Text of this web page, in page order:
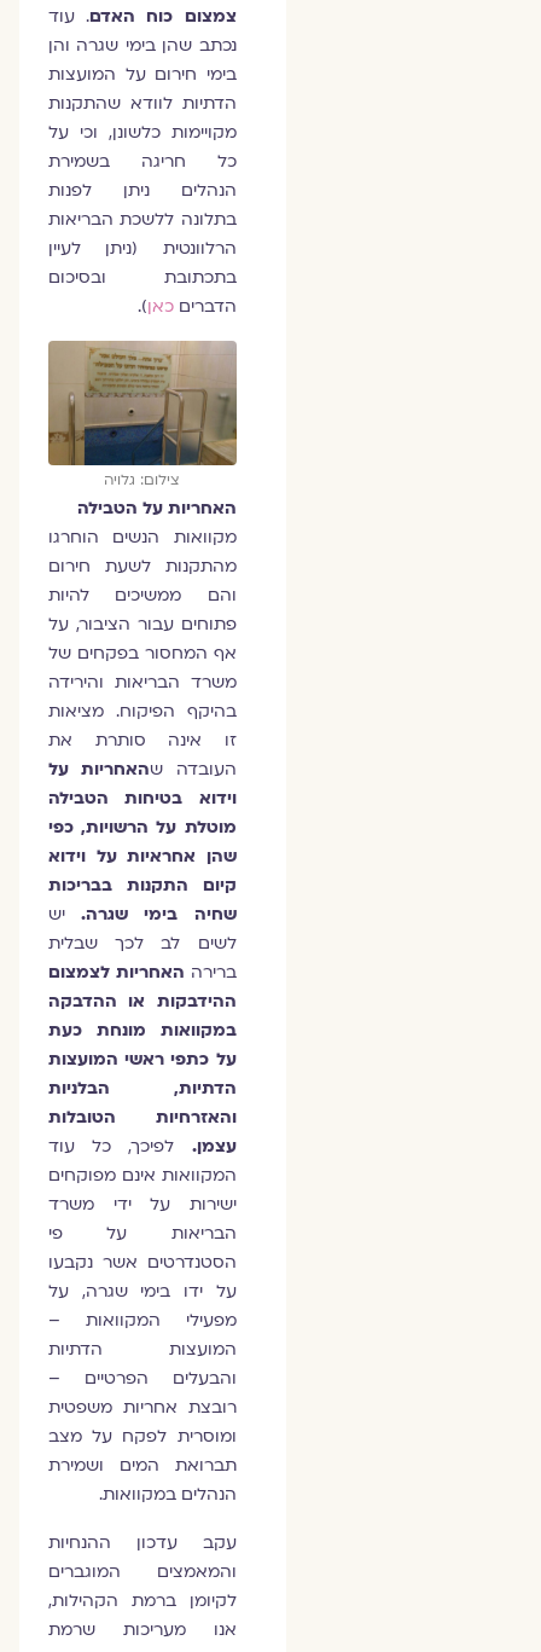
צמצום כוח האדם. עוד
נכתב שהן בימי שגרה והן
בימי חירום על המועצות
הדתיות לוודא שהתקנות
מקויימות כלשונן, וכי על
כל חריגה בשמירת
הנהלים ניתן לפנות
בתלונה ללשכת הבריאות
הרלוונטית (ניתן לעיין
בתכתובת ובסיכום
הדבריםכאן).
צילום: גלויה
האחריות על הטבילה
מקוואות הנשים הוחרגו
מהתקנות לשעת חירום
והם ממשיכים להיות
פתוחים עבור הציבור, על
אף המחסור בפקחים של
משרד הבריאות והירידה
בהיקף הפיקוח. מציאות
זו אינה סותרת את
העובדה שהאחריות על
וידוא בטיחות הטבילה
מוטלת על הרשויות, כפי
שהן אחראיות על וידוא
קיום התקנות בבריכות
שחיה בימי שגרה.יש
לשים לב לכך שבלית
ברירההאחריות לצמצום
ההידבקות או ההדבקה
במקוואות מונחת כעת
על כתפי ראשי המועצות
הדתיות, הבלניות
והאזרחיות הטובלות
עצמן.
לפיכך, כל עוד
המקוואות אינם מפוקחים
ישירות על ידי משרד
הבריאות על פי
הסטנדרטים אשר נקבעו
על ידו בימי שגרה, על
מפעילי המקוואות –
המועצות הדתיות
והבעלים הפרטיים –
רובצת אחריות משפטית
ומוסרית לפקח על מצב
תברואת המים ושמירת
הנהלים במקוואות.
עקב עדכון ההנחיות
והמאמצים המוגברים
לקיומן ברמת הקהילות,
אנו מעריכות שרמת